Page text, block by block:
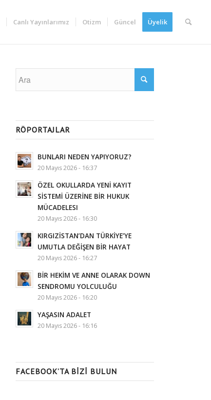
Canlı Yayınlarımız Otizm Güncel Üyelik
RÖPORTAJLAR
BUNLARI NEDEN YAPIYORUZ?
20 Mayıs 2026 - 16:37
ÖZEL OKULLARDA YENİ KAYIT
SİSTEMİ ÜZERİNE BİR HUKUK
MÜCADELESI
20 Mayıs 2026 - 16:30
KIRGIZİSTAN’DAN TÜRKİYE’YE
UMUTLA DEĞİŞEN BİR HAYAT
20 Mayıs 2026 - 16:27
BİR HEKİM VE ANNE OLARAK DOWN
SENDROMU YOLCULUĞU
20 Mayıs 2026 - 16:20
YAŞASIN ADALET
20 Mayıs 2026 - 16:16
FACEBOOK’TA BIZI BULUN